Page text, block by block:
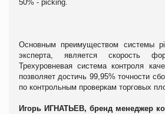
50% - picking.
Основным преимуществом системы
эксперта, является скорость
Трехуровневая система контроля
позволяет достичь 99,95% точности
по контрольным проверкам торговых
Игорь ИГНАТЬЕВ, бренд менеджер